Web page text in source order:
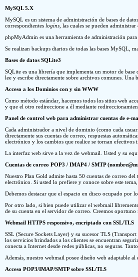
MySQL 5.X
MySQL es un sistema de administración de bases de
correspondientes logins , las cuales se pueden
phpMyAdmin es una herramienta de administración
Se realizan backups diarios de todas las bases MySQL,
Bases de datos SQLite3
SQLite es una librería que implementa un motor de
lee y escribe directamente sobre archivos comunes. Una
Acceso a los Dominios con y sin WWW
Como método estándar, hacemos todos los sitios web
y que el otro redireccione a él mediante
Panel de control web para administrar cuentas de e-
Cada administrador a nivel de dominio (como cada
directamente sus cuentas de correo, respuestas
electrónico y los cambios que realice se tornan efectivos
La interfaz web sirve a la vez de webmail. Usted y su
Cuentas de correo POP3 / IMAP4 / SMTP
Nuestro Plan Gold admite hasta 50 cuentas de correo
electrónico. Si usted lo prefiere y conoce sobre este
Debemos destacar que el espacio en disco ocupado por
Por otro lado, si bien puede utilizar el webmail
de su cuenta en el servidor de correo. Creemos oportuno
Webmail HTTPS responsivo, encriptado con SSL/TLS
SSL (Secure Sockets Layer) y su sucesor TLS
los servicios brindados a los clientes se encuentran
conecta a Internet desde redes públicas, no seguras.
Además, nuestro webmail posee diseño web adaptable
Acceso POP3/IMAP/SMTP sobre SSL/TLS